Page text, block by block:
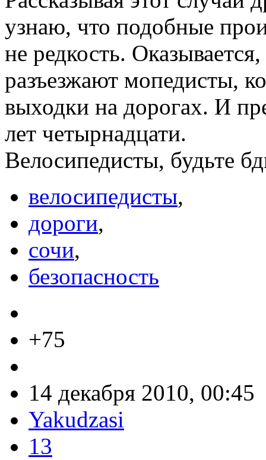
узнаю, что подобные
не редкость.
разъезжают мопедисты,
выходки на дорогах. И
лет четырнадцати.
Велосипедисты, будьте
велосипедисты,
дороги,
сочи,
безопасность
+75
14 декабря 2010, 00:45
Yakudzasi
13